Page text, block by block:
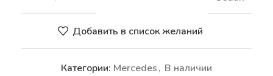
Добавить в список желаний
Категории: Mercedes, В наличии